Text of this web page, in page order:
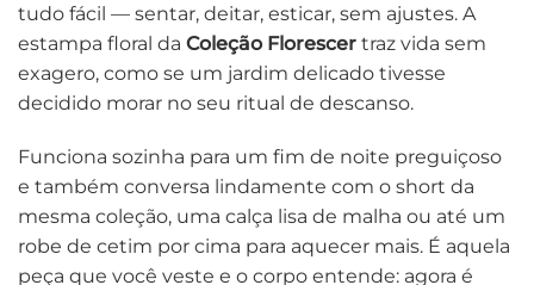
tudo fácil — sentar, deitar, esticar, sem ajustes. A
estampa floral da Coleção Florescer traz vida sem
exagero, como se um jardim delicado tivesse
decidido morar no seu ritual de descanso.
Funciona sozinha para um fim de noite preguiçoso
e também conversa lindamente com o short da
mesma coleção, uma calça lisa de malha ou até um
robe de cetim por cima para aquecer mais. É aquela
peça que você veste e o corpo entende: agora é